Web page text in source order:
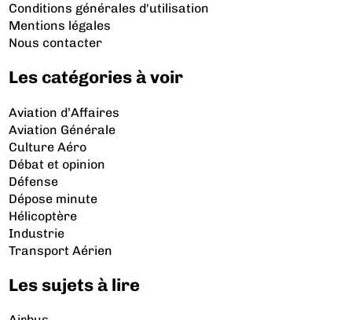
Conditions générales d'utilisation
Mentions légales
Nous contacter
Les catégories à voir
Aviation d’Affaires
Aviation Générale
Culture Aéro
Débat et opinion
Défense
Dépose minute
Hélicoptère
Industrie
Transport Aérien
Les sujets à lire